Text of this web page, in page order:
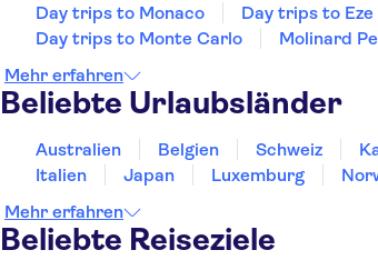
Day trips to Monaco Day trips to Eze
Day trips to Monte Carlo
Molinard
Mehr erfahren
Beliebte Urlaubsländer
Australien Belgien Schweiz
Italien
Japan Luxemburg
Mehr erfahren
Beliebte Reiseziele